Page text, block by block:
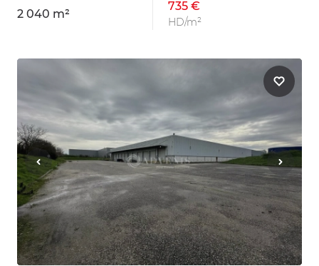
2 040 m²
735 €
HD/m²